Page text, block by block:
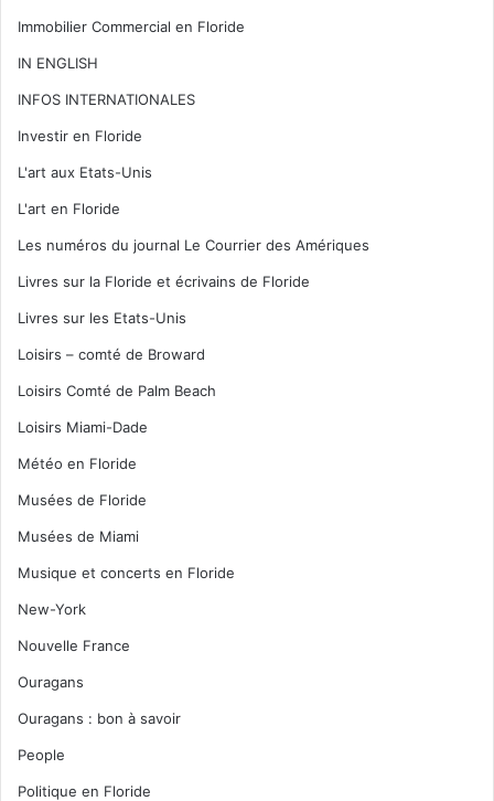
Immobilier Commercial en Floride
IN ENGLISH
INFOS INTERNATIONALES
Investir en Floride
L'art aux Etats-Unis
L'art en Floride
Les numéros du journal Le Courrier des Amériques
Livres sur la Floride et écrivains de Floride
Livres sur les Etats-Unis
Loisirs – comté de Broward
Loisirs Comté de Palm Beach
Loisirs Miami-Dade
Météo en Floride
Musées de Floride
Musées de Miami
Musique et concerts en Floride
New-York
Nouvelle France
Ouragans
Ouragans : bon à savoir
People
Politique en Floride